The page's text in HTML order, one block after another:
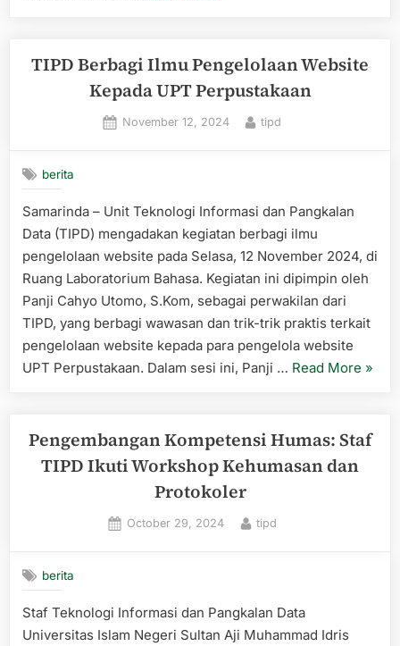
UPT
Bahas
Pelayanan
Komputer”
TIPD Berbagi Ilmu Pengelolaan Website
Kepada UPT Perpustakaan
Posted
November 12, 2024 By
tipd
berita
Samarinda – Unit Teknologi Informasi dan Pangkalan
Data (TIPD) mengadakan kegiatan berbagi ilmu
pengelolaan website pada Selasa, 12 November 2024, di
Ruang Laboratorium Bahasa. Kegiatan ini dipimpin oleh
Panji Cahyo Utomo, S.Kom, sebagai perwakilan dari
TIPD, yang berbagi wawasan dan trik-trik praktis terkait
pengelolaan website kepada para pengelola website
UPT Perpustakaan. Dalam sesi ini, Panji … Read More “TIPD
»
Pengembangan Kompetensi Humas: Staf
TIPD Ikuti Workshop Kehumasan dan
Protokoler
Posted
October 29, 2024 By
tipd
berita
Staf Teknologi Informasi dan Pangkalan Data
Universitas Islam Negeri Sultan Aji Muhammad Idris